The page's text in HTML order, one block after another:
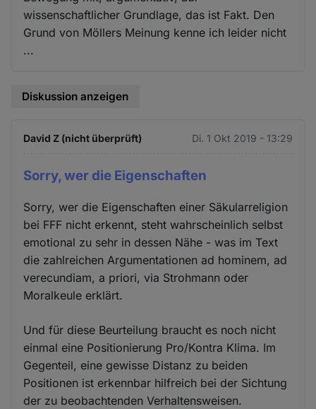
wissenschaftlicher Grundlage, das ist Fakt. Den
Grund von Möllers Meinung kenne ich leider nicht
...
Diskussion anzeigen
David Z (nicht überprüft) Di. 1 Okt 2019 - 13:29
Sorry, wer die Eigenschaften
Sorry, wer die Eigenschaften einer Säkularreligion
bei FFF nicht erkennt, steht wahrscheinlich selbst
emotional zu sehr in dessen Nähe - was im Text
die zahlreichen Argumentationen ad hominem, ad
verecundiam, a priori, via Strohmann oder
Moralkeule erklärt.
Und für diese Beurteilung braucht es noch nicht
einmal eine Positionierung Pro/Kontra Klima. Im
Gegenteil, eine gewisse Distanz zu beiden
Positionen ist erkennbar hilfreich bei der Sichtung
der zu beobachtenden Verhaltensweisen.